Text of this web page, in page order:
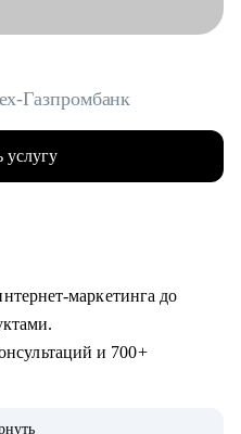
Газпромбанк
услугу
маркетинга до
и 700+